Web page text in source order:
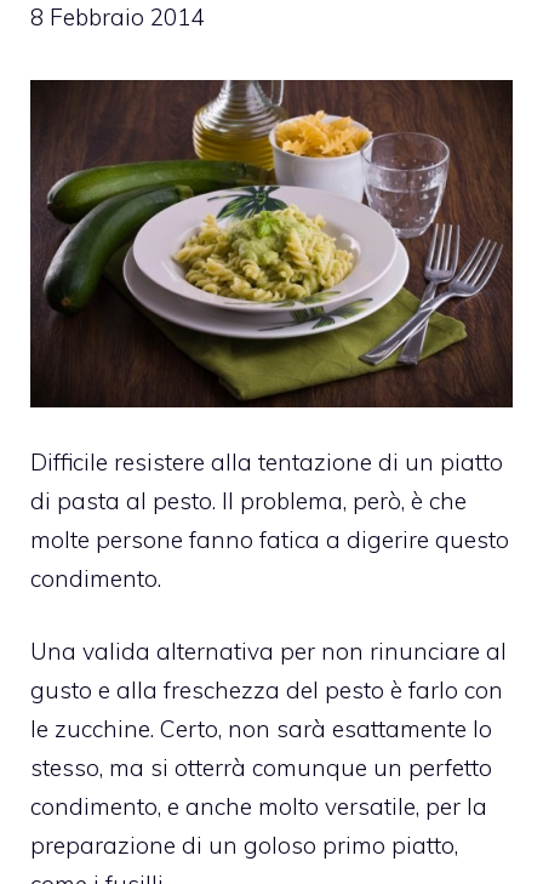
8 Febbraio 2014
Difficile resistere alla tentazione di un piatto
di pasta al pesto. Il problema, però, è che
molte persone fanno fatica a digerire questo
condimento.
Una valida alternativa per non rinunciare al
gusto e alla freschezza del pesto è farlo con
le zucchine. Certo, non sarà esattamente lo
stesso, ma si otterrà comunque un perfetto
condimento, e anche molto versatile, per la
preparazione di un goloso primo piatto,